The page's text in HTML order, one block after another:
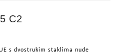
C2
s dvostrukim staklima nude